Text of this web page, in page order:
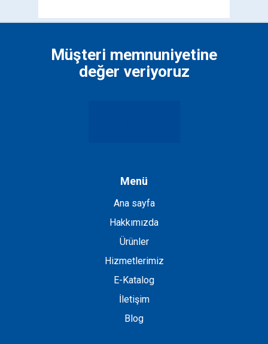
boş
Müşteri memnuniyetine
değer veriyoruz
Menü
Ana sayfa
Hakkımızda
Ürünler
Hizmetlerimiz
E-Katalog
İletişim
Blog